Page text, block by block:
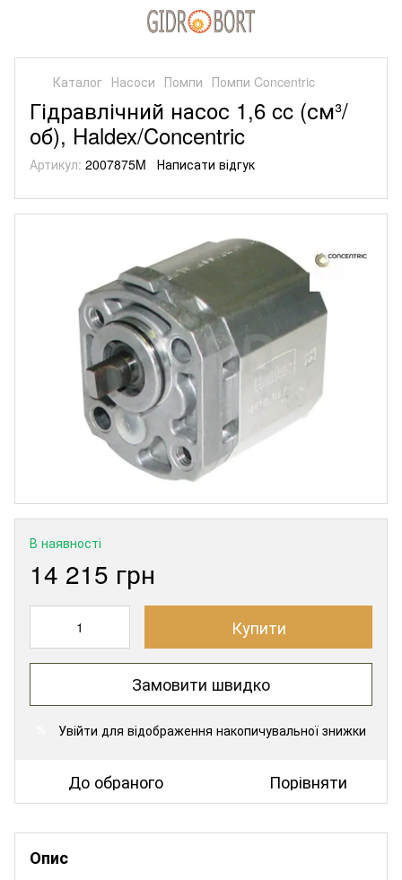
Каталог Насоси Помпи Помпи Concentric
Гідравлічний насос 1,6 cc (см³/
об), Haldex/Concentric
Артикул: 2007875M Написати відгук
В наявності
14 215 грн
Купити
Замовити швидко
Увійти для відображення накопичувальної знижки
До обраного Порівняти
Опис